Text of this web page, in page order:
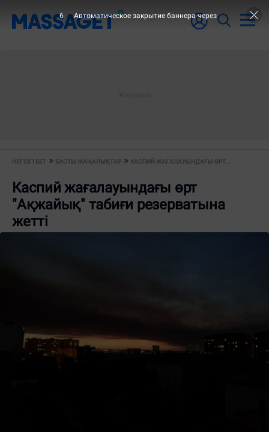
НЕГІЗГІ БЕТ БАСТЫ ЖАҢАЛЫҚТАР КАСПИЙ ЖАҒАЛАУЫНДАҒЫ ӨРТ...
Каспий жағалауындағы өрт
"Ақжайық" табиғи резерватына
жетті
6 Автоматическое закрытие баннера через